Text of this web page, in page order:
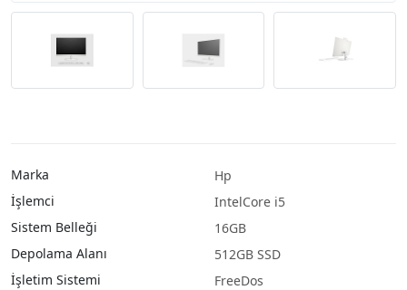
Marka
Hp
İşlemci
IntelCore i5
Sistem Belleği
16GB
Depolama Alanı
512GB SSD
İşletim Sistemi
FreeDos